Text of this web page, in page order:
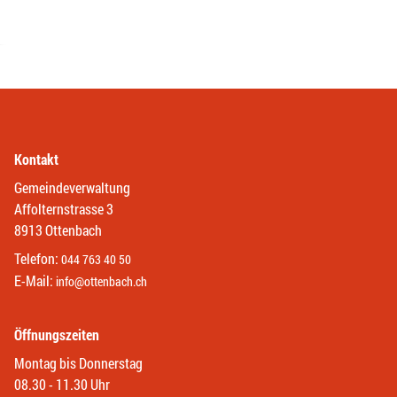
Kontakt
Gemeindeverwaltung
Affolternstrasse 3
8913 Ottenbach
Telefon: 044 763 40 50
E-Mail: info@ottenbach.ch
Öffnungszeiten
Montag bis Donnerstag
08.30 - 11.30 Uhr